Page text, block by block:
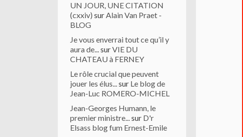
UN JOUR, UNE CITATION
(cxxiv) surAlain Van Praet -
BLOG
Je vous enverrai tout ce qu’il y
aura de...surVIE DU
CHATEAU à FERNEY
Le rôle crucial que peuvent
jouer les élus...sur Le blog de
Jean-Luc ROMERO-MICHEL
Jean-Georges Humann, le
premier ministre...sur D'r
Elsass blog fum Ernest-Emile